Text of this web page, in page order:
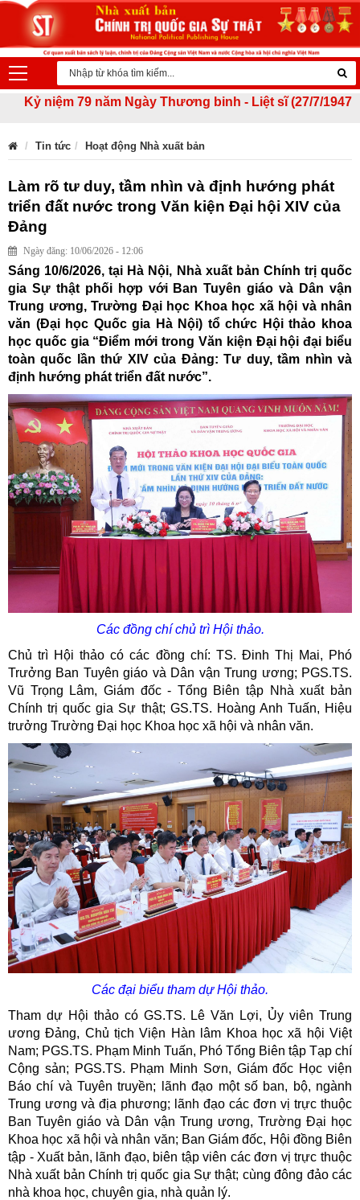
79 năm Ngày Thương binh - Liệt sĩ (27/7/1947 - 27/7/
Tin tức Hoạt động Nhà xuất bản
Làm rõ tư duy, tầm nhìn và định hướng phát
triển đất nước trong Văn kiện Đại hội XIV của
Đảng
Ngày đăng: 10/06/2026 - 12:06
Sáng 10/6/2026, tại Hà Nội, Nhà xuất bản Chính trị quốc
gia Sự thật phối hợp với Ban Tuyên giáo và Dân vận
Trung ương, Trường Đại học Khoa học xã hội và nhân
văn (Đại học Quốc gia Hà Nội) tổ chức Hội thảo khoa
học quốc gia “Điểm mới trong Văn kiện Đại hội đại biểu
toàn quốc lần thứ XIV của Đảng: Tư duy, tầm nhìn và
định hướng phát triển đất nước”.
Các đồng chí chủ trì Hội thảo.
Chủ trì Hội thảo có các đồng chí: TS. Đinh Thị Mai, Phó
Trưởng Ban Tuyên giáo và Dân vận Trung ương; PGS.TS.
Vũ Trọng Lâm, Giám đốc - Tổng Biên tập Nhà xuất bản
Chính trị quốc gia Sự thật; GS.TS. Hoàng Anh Tuấn, Hiệu
trưởng Trường Đại học Khoa học xã hội và nhân văn.
Các đại biểu tham dự Hội thảo.
Tham dự Hội thảo có GS.TS. Lê Văn Lợi, Ủy viên Trung
ương Đảng, Chủ tịch Viện Hàn lâm Khoa học xã hội Việt
Nam; PGS.TS. Phạm Minh Tuấn, Phó Tổng Biên tập Tạp chí
Cộng sản; PGS.TS. Phạm Minh Sơn, Giám đốc Học viện
Báo chí và Tuyên truyền; lãnh đạo một số ban, bộ, ngành
Trung ương và địa phương; lãnh đạo các đơn vị trực thuộc
Ban Tuyên giáo và Dân vận Trung ương, Trường Đại học
Khoa học xã hội và nhân văn; Ban Giám đốc, Hội đồng Biên
tập - Xuất bản, lãnh đạo, biên tập viên các đơn vị trực thuộc
Nhà xuất bản Chính trị quốc gia Sự thật; cùng đông đảo các
nhà khoa học, chuyên gia, nhà quản lý.